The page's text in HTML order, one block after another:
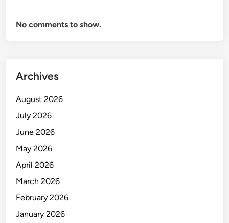
No comments to show.
Archives
August 2026
July 2026
June 2026
May 2026
April 2026
March 2026
February 2026
January 2026